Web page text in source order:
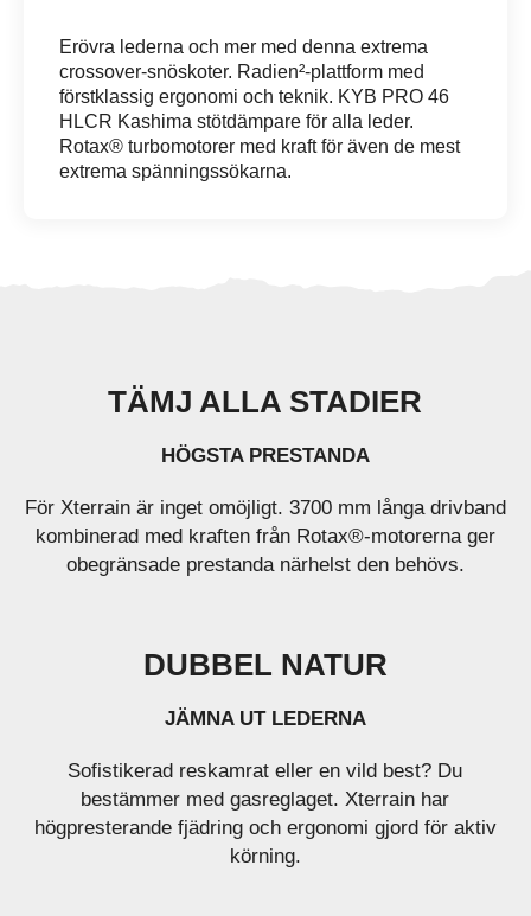
Erövra lederna och mer med denna extrema
crossover-snöskoter. Radien²-plattform med
förstklassig ergonomi och teknik. KYB PRO 46
HLCR Kashima stötdämpare för alla leder.
Rotax® turbomotorer med kraft för även de mest
extrema spänningssökarna.
TÄMJ ALLA STADIER
HÖGSTA PRESTANDA
För Xterrain är inget omöjligt. 3700 mm långa drivband
kombinerad med kraften från Rotax®-motorerna ger
obegränsade prestanda närhelst den behövs.
DUBBEL NATUR
JÄMNA UT LEDERNA
Sofistikerad reskamrat eller en vild best? Du
bestämmer med gasreglaget. Xterrain har
högpresterande fjädring och ergonomi gjord för aktiv
körning.